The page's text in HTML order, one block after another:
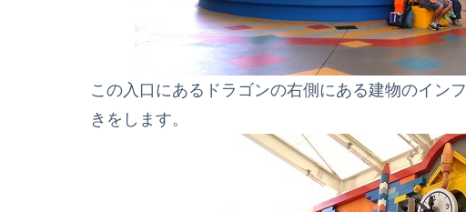
この入口にあるドラゴンの右側にある建物のイン
きをします。